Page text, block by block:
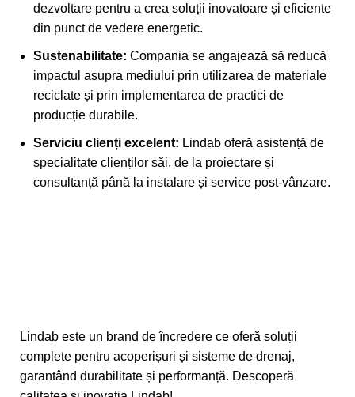
dezvoltare pentru a crea soluții inovatoare și eficiente
din punct de vedere energetic.
Sustenabilitate: Compania se angajează să reducă
impactul asupra mediului prin utilizarea de materiale
reciclate și prin implementarea de practici de
producție durabile.
Serviciu clienți excelent: Lindab oferă asistență de
specialitate clienților săi, de la proiectare și
consultanță până la instalare și service post-vânzare.
Lindab este un brand de încredere ce oferă soluții
complete pentru acoperișuri și sisteme de drenaj,
garantând durabilitate și performanță. Descoperă